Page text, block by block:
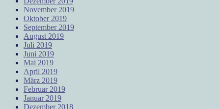
November 2019
Oktober 2019
September 2019
August 2019
Juli 2019
Juni 2019
Mai 2019
April 2019
März 2019
Februar 2019
Januar 2019
Dezember 2018